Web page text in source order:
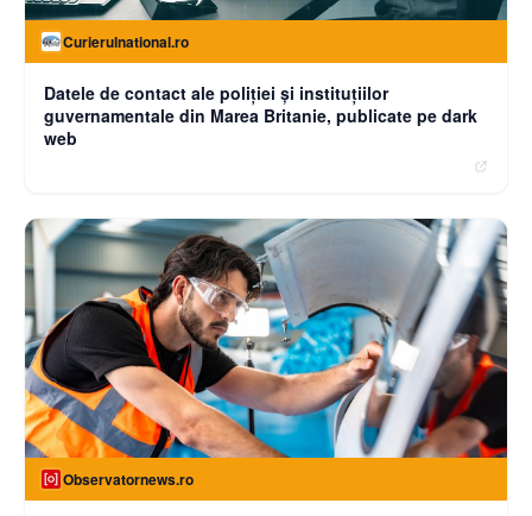
Curierulnational.ro
Datele de contact ale poliției și instituțiilor
guvernamentale din Marea Britanie, publicate pe dark
web
Observatornews.ro